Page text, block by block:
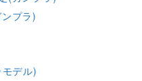
プラ)
デル)